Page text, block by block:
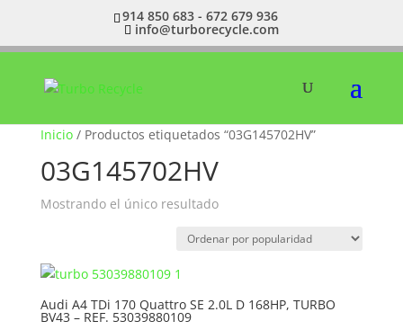
914 850 683 - 672 679 936
info@turborecycle.com
Inicio/ Productos etiquetados “03G145702HV”
03G145702HV
Mostrando el único resultado
Audi A4 TDi 170 Quattro SE 2.0L D 168HP, TURBO
BV43 – REF. 53039880109